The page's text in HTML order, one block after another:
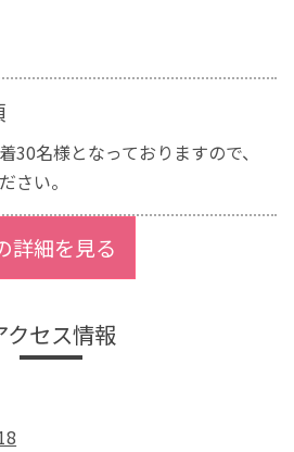
30名様となっておりますので、
さい。
詳細を見る
クセス情報